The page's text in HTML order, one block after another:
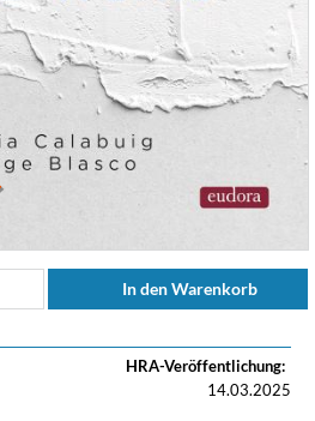
In den Warenkorb
HRA-Veröffentlichung:
14.03.2025